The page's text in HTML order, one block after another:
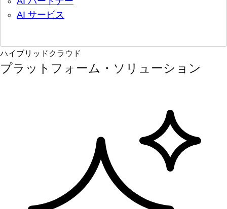
AI サービス
ハイブリッドクラウド
プラットフォーム・ソリューション